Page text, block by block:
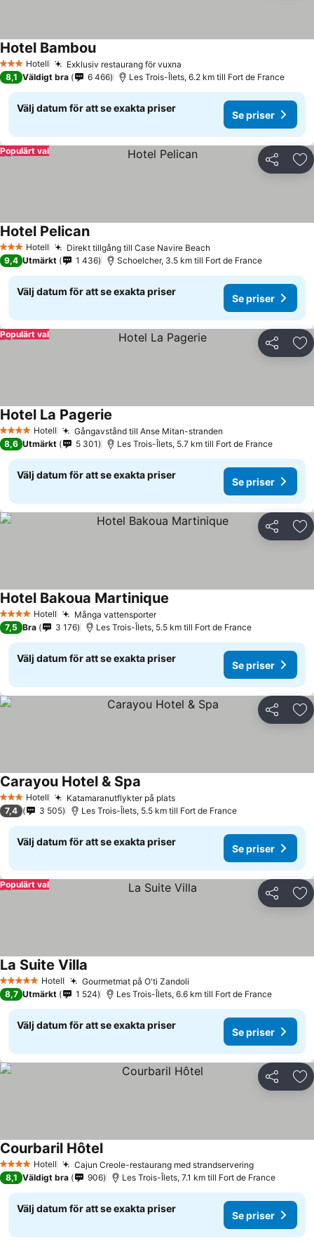
3 StjärnorHotell Exklusiv restaurang för vuxna
Hotel Bambou
8,1 Väldigt bra 6 466 Les Trois-Îlets, 6.2 km till Fort de France
Välj datum för att se exakta priser
Se priser
Dela
Populärt val
3 StjärnorHotell Direkt tillgång till Case Navire Beach
Hotel Pelican
9,4 Utmärkt 1 436 Schoelcher, 3.5 km till Fort de France
Välj datum för att se exakta priser
Se priser
Dela
Populärt val
4 StjärnorHotell Gångavstånd till Anse Mitan-stranden
Hotel La Pagerie
8,6 Utmärkt 5 301 Les Trois-Îlets, 5.7 km till Fort de France
Välj datum för att se exakta priser
Se priser
Dela
4 StjärnorHotell Många vattensporter
Hotel Bakoua Martinique
7,5 Bra 3 176 Les Trois-Îlets, 5.5 km till Fort de France
Välj datum för att se exakta priser
Se priser
Dela
3 StjärnorHotell Katamaranutflykter på plats
Carayou Hotel & Spa
7,4 3 505 Les Trois-Îlets, 5.5 km till Fort de France
Välj datum för att se exakta priser
Se priser
Dela
Populärt val
5 Stjärnor Hotell Gourmetmat på O'ti Zandoli
La Suite Villa
8,7 Utmärkt 1 524 Les Trois-Îlets, 6.6 km till Fort de France
Välj datum för att se exakta priser
Se priser
Dela
4 StjärnorHotell Cajun Creole-restaurang med strandservering
Courbaril Hôtel
8,1 Väldigt bra 906 Les Trois-Îlets, 7.1 km till Fort de France
Välj datum för att se exakta priser
Se priser